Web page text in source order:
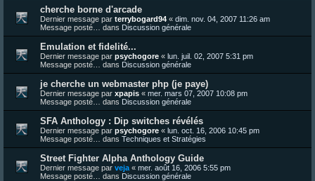
cherche borne d'arcade
Dernier message par terrybogard94 « dim. nov. 04, 2007 11:26 am
Message posté… dans Discussion générale
Emulation et fidelité...
Dernier message par psychogore « lun. juil. 02, 2007 5:31 pm
Message posté… dans Discussion générale
je cherche un webmaster php (je paye)
Dernier message par xpapis « mer. mars 07, 2007 10:08 pm
Message posté… dans Discussion générale
SFA Anthology : Dip switches révélés
Dernier message par psychogore « lun. oct. 16, 2006 10:45 pm
Message posté… dans Techniques et Stratégies
Street Fighter Alpha Anthology Guide
Dernier message par veja « mer. août 16, 2006 5:55 pm
Message posté… dans Discussion générale